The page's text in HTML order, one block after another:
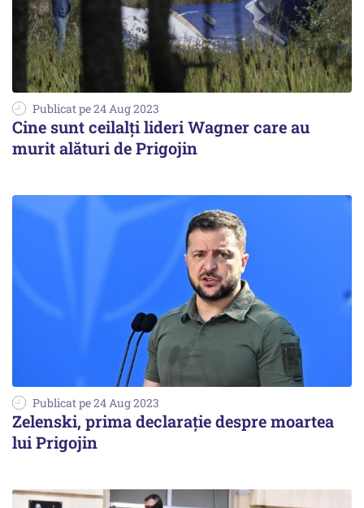
Publicat pe 24 Aug 2023
Cine sunt ceilalți lideri Wagner care au
murit alături de Prigojin
Publicat pe 24 Aug 2023
Zelenski, prima declarație despre moartea
lui Prigojin